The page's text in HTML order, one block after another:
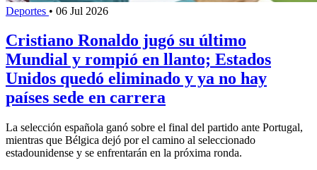
Deportes • 06 Jul 2026
Cristiano Ronaldo jugó su último
Mundial y rompió en llanto; Estados
Unidos quedó eliminado y ya no hay
países sede en carrera
La selección española ganó sobre el final del partido ante Portugal,
mientras que Bélgica dejó por el camino al seleccionado
estadounidense y se enfrentarán en la próxima ronda.